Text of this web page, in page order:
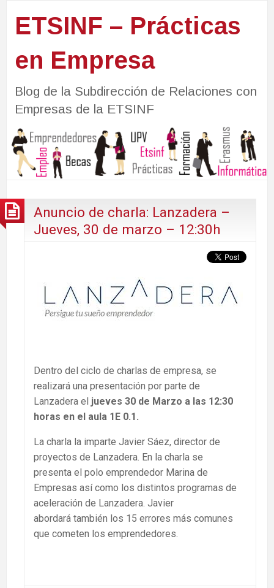
ETSINF – Prácticas
en Empresa
Blog de la Subdirección de Relaciones con
Empresas de la ETSINF
Anuncio de charla: Lanzadera –
Jueves, 30 de marzo – 12:30h
Dentro del ciclo de charlas de empresa, se
realizará una presentación por parte de
Lanzadera el jueves 30 de Marzo a las 12:30
horas en el aula 1E 0.1.
La charla la imparte Javier Sáez, director de
proyectos de Lanzadera. En la charla se
presenta el polo emprendedor Marina de
Empresas así como los distintos programas de
aceleración de Lanzadera. Javier
abordará también los 15 errores más comunes
que cometen los emprendedores.